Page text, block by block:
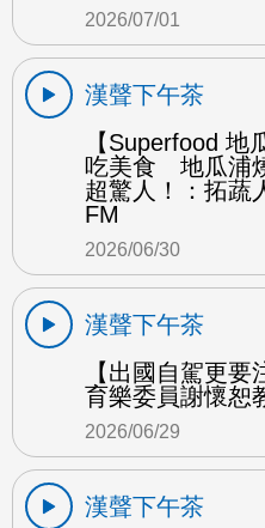
2026/07/01
漢聲下午茶
【Superfood
吃美食 地瓜浦
超驚人！：拓蔬
FM
2026/06/30
漢聲下午茶
【出國自駕更
育樂委員謝懷恕
2026/06/29
漢聲下午茶